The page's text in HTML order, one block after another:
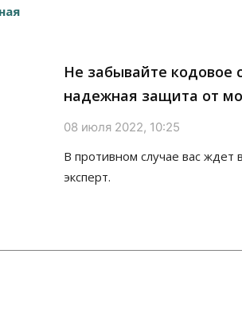
Не забывайте кодовое
надежная защита от
08 июля 2022, 10:25
В противном случае вас ждет
эксперт.